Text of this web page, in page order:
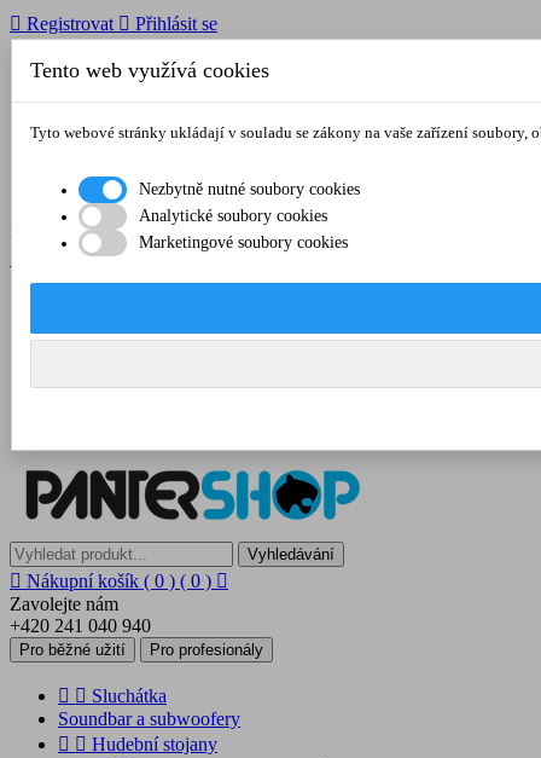
 Registrovat  Přihlásit se
O nás
Obchodní podmínky
Kontakt
Menu

Registrovat  Přihlásit se
Vyhledávání
 Nákupní košík ( 0 ) ( 0 ) 
Zavolejte nám
+420 241 040 940
Pro běžné užití Pro profesionály
  Sluchátka
Soundbar a subwoofery
  Hudební stojany
Tento web využívá cookies
Tyto webové stránky ukládají v souladu se zákony na vaše zařízení
Nezbytně nutné soubory cookies
Analytické soubory cookies
Marketingové soubory cookies